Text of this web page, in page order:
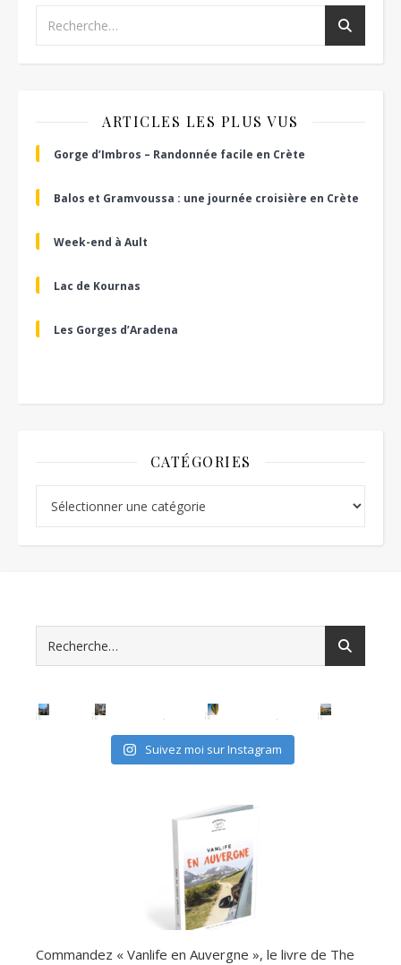
ARTICLES LES PLUS VUS
Gorge d’Imbros – Randonnée facile en Crète
Balos et Gramvoussa : une journée croisière en Crète
Week-end à Ault
Lac de Kournas
Les Gorges d’Aradena
CATÉGORIES
Suivez moi sur Instagram
Commandez « Vanlife en Auvergne », le livre de The